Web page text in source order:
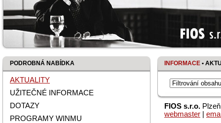
FIOS
INFORMACE •
FIOS s.r.o.
webmaster
PODROBNÁ NABÍDKA
AKTUALITY
UŽITEČNÉ INFORMACE
DOTAZY
PROGRAMY WINMU